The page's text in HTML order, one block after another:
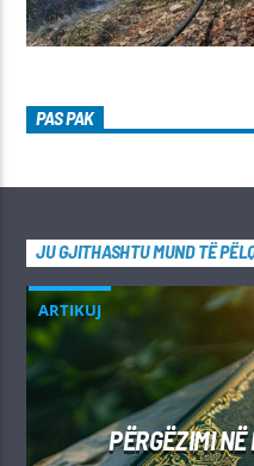
PAS PAK
JU GJITHASHTU MUND TË
ARTIKUJ
PËRGËZIMI